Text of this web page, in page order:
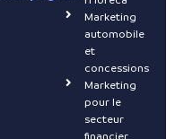
Marketing
automobile
et
concessions
Marketing
pour le
secteur